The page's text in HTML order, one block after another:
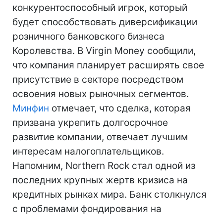
конкурентоспособный игрок, который
будет способствовать диверсификации
розничного банковского бизнеса
Королевства. В Virgin Money сообщили,
что компания планирует расширять свое
присутствие в секторе посредством
освоения новых рыночных сегментов.
Минфин отмечает, что сделка, которая
призвана укрепить долгосрочное
развитие компании, отвечает лучшим
интересам налогоплательщиков.
Напомним, Northern Rock стал одной из
последних крупных жертв кризиса на
кредитных рынках мира. Банк столкнулся
с проблемами фондирования на